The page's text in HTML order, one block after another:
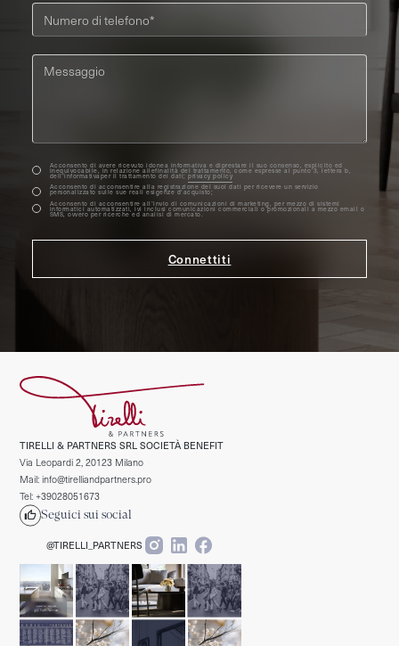
Acconsento di avere ricevuto idonea informativa e diprestare il suo consenso, esplicito ed
inequivocabile, in relazione allefinalità del trattamento, come espresse al punto 3, lettera b,
dell’informativaper il trattamento dei dati;privacy policy
Acconsento di acconsentire alla registrazione dei suoi dati per ricevere un servizio
personalizzato sulle sue reali esigenze d'acquisto;
Acconsento di acconsentire all’invio di comunicazioni di marketing, per mezzo di sistemi
informatici automatizzati, ivi inclusi comunicazioni commerciali o promozionali a mezzo email o
SMS, ovvero per ricerche ed analisi di mercato.
TIRELLI & PARTNERS SRL SOCIETÀ BENEFIT
Via Leopardi 2, 20123 Milano
Mail: info@tirelliandpartners.pro
Tel: +39028051673
Seguici sui social
@TIRELLI_PARTNERS